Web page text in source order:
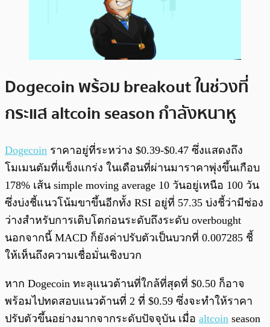
Dogecoin พร้อม breakout ในช่วงที่
กระแส altcoin season กำลังหนาหู
Dogecoin ราคาอยู่ที่ระหว่าง $0.39-$0.47 ซึ่งแสดงถึง
โมเมนตัมที่แข็งแกร่ง ในเดือนที่ผ่านมาราคาพุ่งขึ้นเกือบ
178% เส้น simple moving average 10 วันอยู่เหนือ 100 วัน
ซึ่งบ่งชี้แนวโน้มขาขึ้นอีกทั้ง RSI อยู่ที่ 57.35 บ่งชี้ว่ามีช่อง
ว่างสำหรับการเติบโตก่อนระดับถึงระดับ overbought
นอกจากนี้ MACD ก็ยังค่าปรับตัวเป็นบวกที่ 0.007285 ชี้
ให้เห็นถึงความเชื่อมั่นเชิงบวก
หาก Dogecoin ทะลุแนวต้านที่ใกล้ที่สุดที่ $0.50 ก็อาจ
พร้อมไปทดสอบแนวต้านที่ 2 ที่ $0.59 ซึ่งจะทำให้ราคา
ปรับตัวขึ้นอย่างมากจากระดับปัจจุบัน เมื่อ altcoin season